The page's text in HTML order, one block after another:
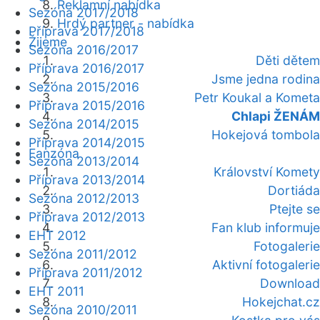
Reklamní nabídka
Hrdý partner - nabídka
Žijeme
Děti dětem
Jsme jedna rodina
Petr Koukal a Kometa
Chlapi ŽENÁM
Hokejová tombola
Fanzóna
Království Komety
Dortiáda
Ptejte se
Fan klub informuje
Fotogalerie
Aktivní fotogalerie
Download
Hokejchat.cz
Sezóna 2017/2018
Příprava 2017/2018
Sezóna 2016/2017
Příprava 2016/2017
Sezóna 2015/2016
Příprava 2015/2016
Sezóna 2014/2015
Příprava 2014/2015
Sezóna 2013/2014
Příprava 2013/2014
Sezóna 2012/2013
Příprava 2012/2013
EHT 2012
Sezóna 2011/2012
Příprava 2011/2012
EHT 2011
Sezóna 2010/2011